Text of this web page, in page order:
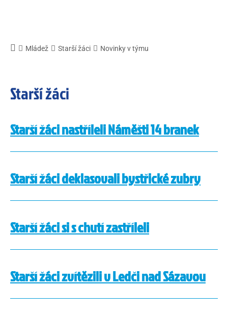
Mládež Starší žáci Novinky v týmu
Starší žáci
Starší žáci nastříleli Náměšti 14 branek
Starší žáci deklasovali bystřické zubry
Starší žáci si s chutí zastříleli
Starší žáci zvítězili v Ledči nad Sázavou